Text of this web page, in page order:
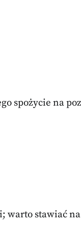
spożycie na
warto stawiać